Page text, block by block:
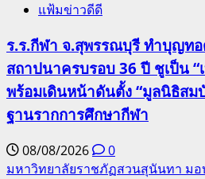
แฟ้มข่าวดีดี
ร.ร.กีฬา จ.สุพรรณบุรี ทำบุญท
สถาปนาครบรอบ 36 ปี ชูเป็น
พร้อมเดินหน้าดันตั้ง “มูลนิธิสม
ฐานรากการศึกษากีฬา
08/08/2026
0
มหาวิทยาลัยราชภัฏสวนสุนันทา มอ